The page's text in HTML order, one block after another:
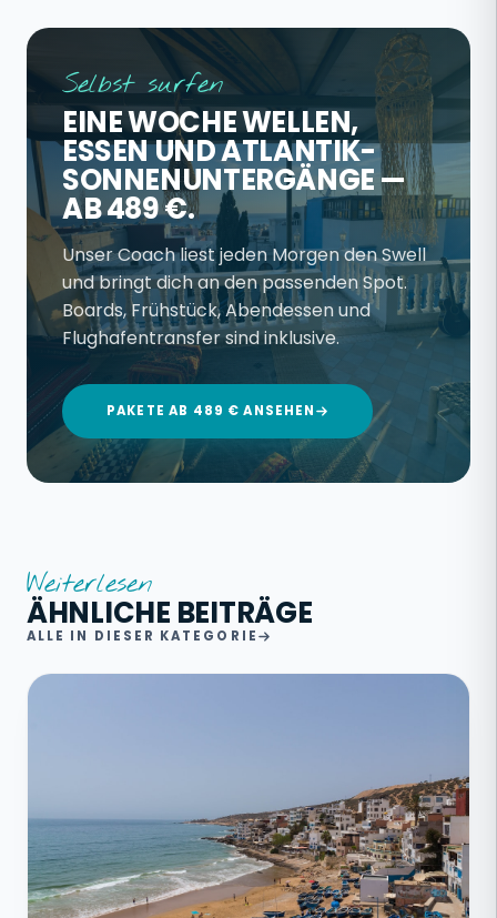
Selbst surfen
EINE WOCHE WELLEN,
ESSEN UND ATLANTIK-
SONNENUNTERGÄNGE —
AB 489 €.
Unser Coach liest jeden Morgen den Swell
und bringt dich an den passenden Spot.
Boards, Frühstück, Abendessen und
Flughafentransfer sind inklusive.
PAKETE AB 489 € ANSEHEN
Weiterlesen
ÄHNLICHE BEITRÄGE
ALLE IN DIESER KATEGORIE